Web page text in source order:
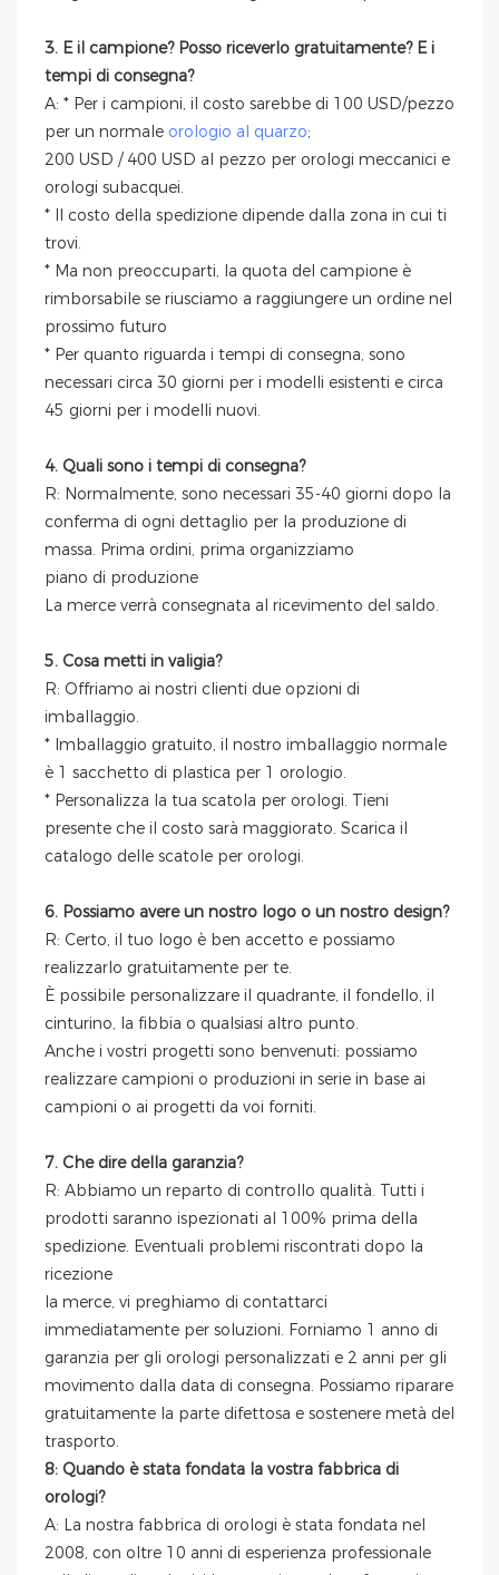
3. E il campione? Posso riceverlo gratuitamente? E i
tempi di consegna?
A: * Per i campioni, il costo sarebbe di 100 USD/pezzo
per un normale orologio al quarzo;
200 USD / 400 USD al pezzo per orologi meccanici e
orologi subacquei.
* Il costo della spedizione dipende dalla zona in cui ti
trovi.
* Ma non preoccuparti, la quota del campione è
rimborsabile se riusciamo a raggiungere un ordine nel
prossimo futuro
* Per quanto riguarda i tempi di consegna, sono
necessari circa 30 giorni per i modelli esistenti e circa
45 giorni per i modelli nuovi.
4. Quali sono i tempi di consegna?
R: Normalmente, sono necessari 35-40 giorni dopo la
conferma di ogni dettaglio per la produzione di
massa. Prima ordini, prima organizziamo
piano di produzione
La merce verrà consegnata al ricevimento del saldo.
5. Cosa metti in valigia?
R: Offriamo ai nostri clienti due opzioni di
imballaggio.
* Imballaggio gratuito, il nostro imballaggio normale
è 1 sacchetto di plastica per 1 orologio.
* Personalizza la tua scatola per orologi. Tieni
presente che il costo sarà maggiorato. Scarica il
catalogo delle scatole per orologi.
6. Possiamo avere un nostro logo o un nostro design?
R: Certo, il tuo logo è ben accetto e possiamo
realizzarlo gratuitamente per te.
È possibile personalizzare il quadrante, il fondello, il
cinturino, la fibbia o qualsiasi altro punto.
Anche i vostri progetti sono benvenuti: possiamo
realizzare campioni o produzioni in serie in base ai
campioni o ai progetti da voi forniti.
7. Che dire della garanzia?
R: Abbiamo un reparto di controllo qualità. Tutti i
prodotti saranno ispezionati al 100% prima della
spedizione. Eventuali problemi riscontrati dopo la
ricezione
la merce, vi preghiamo di contattarci
immediatamente per soluzioni. Forniamo 1 anno di
garanzia per gli orologi personalizzati e 2 anni per gli
movimento dalla data di consegna. Possiamo riparare
gratuitamente la parte difettosa e sostenere metà del
trasporto.
8: Quando è stata fondata la vostra fabbrica di
orologi?
A: La nostra fabbrica di orologi è stata fondata nel
2008, con oltre 10 anni di esperienza professionale